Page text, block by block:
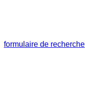
formulaire de recherche